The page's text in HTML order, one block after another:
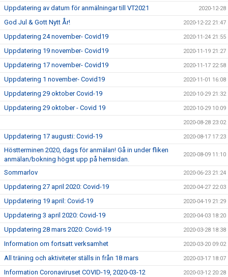
Uppdatering av datum för anmälningar till VT2021 2020-12-28
God Jul & Gott Nytt År! 2020-12-22 21:47
Uppdatering 24 november- Covid19 2020-11-24 21:55
Uppdatering 19 november- Covid19 2020-11-19 21:27
Uppdatering 17 november- Covid19 2020-11-17 22:58
Uppdatering 1 november- Covid19 2020-11-01 16:08
Uppdatering 29 oktober Covid-19 2020-10-29 21:32
Uppdatering 29 oktober - Covid 19 2020-10-29 10:09
2020-08-28 23:02
Uppdatering 17 augusti: Covid-19 2020-08-17 17:23
Höstterminen 2020, dags för anmälan! Gå in under fliken
anmälan/bokning högst upp på hemsidan.
2020-08-09 11:10
Sommarlov 2020-06-23 21:24
Uppdatering 27 april 2020: Covid-19 2020-04-27 22:03
Uppdatering 19 april: Covid-19 2020-04-19 21:29
Uppdatering 3 april 2020: Covid-19 2020-04-03 18:20
Uppdatering 28 mars 2020: Covid-19 2020-03-28 18:38
Information om fortsatt verksamhet 2020-03-20 09:02
All träning och aktiviteter ställs in från 18 mars 2020-03-17 18:07
Information Coronaviruset COVID-19, 2020-03-12 2020-03-12 20:28